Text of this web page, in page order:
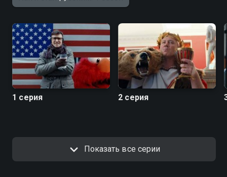
1 серия 2 серия
Показать все серии